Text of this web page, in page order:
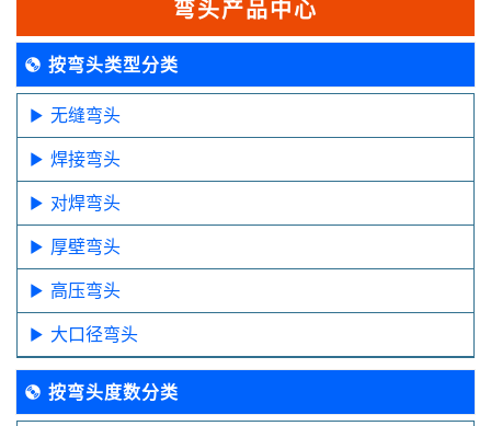
弯头产品中心
按弯头类型分类
无缝弯头
焊接弯头
对焊弯头
厚壁弯头
高压弯头
大口径弯头
按弯头度数分类